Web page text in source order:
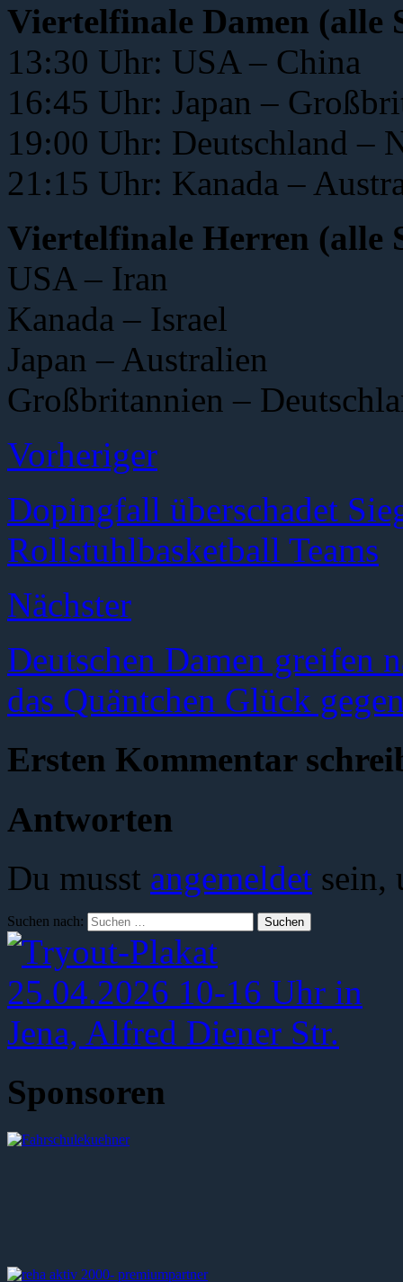
Viertelfinale Damen (alle
13:30 Uhr: USA – China
16:45 Uhr: Japan –
19:00 Uhr: Deutschland –
21:15 Uhr: Kanada –
Viertelfinale Herren (alle
USA – Iran
Kanada – Israel
Japan – Australien
Großbritannien –
Vorheriger
Dopingfall überschadet
Rollstuhlbasketball Teams
Nächster
Deutschen Damen greifen
das Quäntchen Glück
Ersten Kommentar
Antworten
Du musst angemeldet sein,
Suchen nach:
Sponsoren